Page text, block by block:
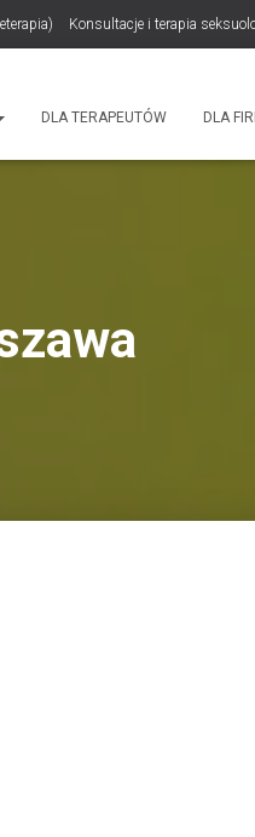
Konsultacje i terapia
DLA TERAPEUTÓW DLA